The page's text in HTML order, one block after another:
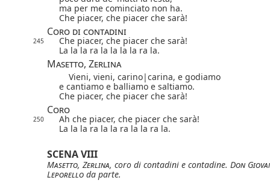
ma per me cominciato non ha.
Che piacer, che piacer che sarà!
Coro di contadini
245
Che piacer, che piacer che sarà!
La la la ra la la la la ra la.
Masetto, Zerlina
Vieni, vieni, carino|carina, e godiamo
e cantiamo e balliamo e saltiamo.
Che piacer, che piacer che sarà!
Coro
250
Ah che piacer, che piacer che sarà!
La la la ra la la ra la la ra la.
SCENA VIII
Masetto, Zerlina, coro di contadini e contadine. Don
Leporello da parte.